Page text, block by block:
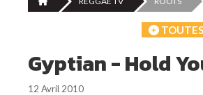
Gyptian - Hold
12 Avril 2010